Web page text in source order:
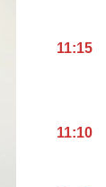
11:15
11:10